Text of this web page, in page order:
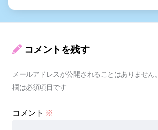
コメントを残す
メールアドレスが公開されることはありません。
欄は必須項目です
コメント ※